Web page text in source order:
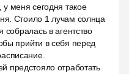
меня сегодня такое
Стоило 1 лучам солнца
собралась в агентство
прийти в себя перед
предстояло отработать